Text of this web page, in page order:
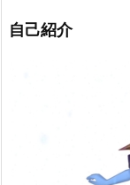
自己紹介